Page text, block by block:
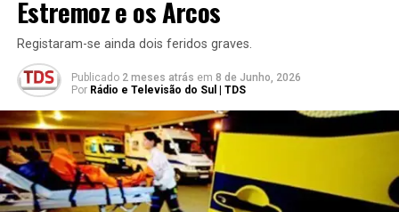
Estremoz e os Arcos
Registaram-se ainda dois feridos graves.
Publicado 2 meses atrás em 8 de Junho, 2026
Por Rádio e Televisão do Sul | TDS